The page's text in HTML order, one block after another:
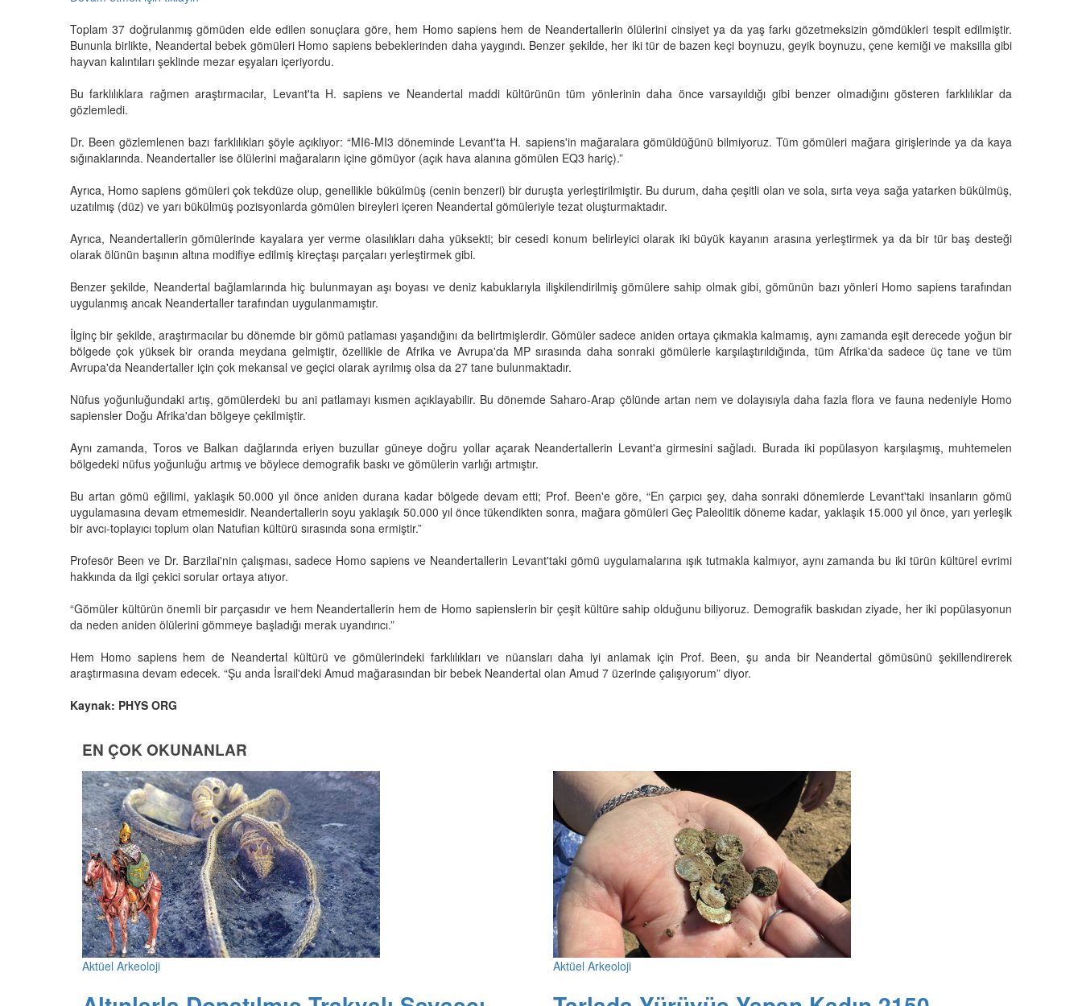
Toplam 37 doğrulanmış gömüden elde edilen sonuçlara göre, hem Homo sapiens hem de Neandertallerin ölülerini cinsiyet ya da yaş farkı gözetmeksizin gömdükleri tespit edilmiştir.
Bununla birlikte, Neandertal bebek gömüleri Homo sapiens bebeklerinden daha yaygındı. Benzer şekilde, her iki tür de bazen keçi boynuzu, geyik boynuzu, çene kemiği ve maksilla gibi
hayvan kalıntıları şeklinde mezar eşyaları içeriyordu.
Bu farklılıklara rağmen araştırmacılar, Levant'ta H. sapiens ve Neandertal maddi kültürünün tüm yönlerinin daha önce varsayıldığı gibi benzer olmadığını gösteren farklılıklar da
gözlemledi.
Dr. Been gözlemlenen bazı farklılıkları şöyle açıklıyor: “MI6-MI3 döneminde Levant'ta H. sapiens'in mağaralara gömüldüğünü bilmiyoruz. Tüm gömüleri mağara girişlerinde ya da kaya
sığınaklarında. Neandertaller ise ölülerini mağaraların içine gömüyor (açık hava alanına gömülen EQ3 hariç).”
Ayrıca, Homo sapiens gömüleri çok tekdüze olup, genellikle bükülmüş (cenin benzeri) bir duruşta yerleştirilmiştir. Bu durum, daha çeşitli olan ve sola, sırta veya sağa yatarken bükülmüş,
uzatılmış (düz) ve yarı bükülmüş pozisyonlarda gömülen bireyleri içeren Neandertal gömüleriyle tezat oluşturmaktadır.
Ayrıca, Neandertallerin gömülerinde kayalara yer verme olasılıkları daha yüksekti; bir cesedi konum belirleyici olarak iki büyük kayanın arasına yerleştirmek ya da bir tür baş desteği
olarak ölünün başının altına modifiye edilmiş kireçtaşı parçaları yerleştirmek gibi.
Benzer şekilde, Neandertal bağlamlarında hiç bulunmayan aşı boyası ve deniz kabuklarıyla ilişkilendirilmiş gömülere sahip olmak gibi, gömünün bazı yönleri Homo sapiens tarafından
uygulanmış ancak Neandertaller tarafından uygulanmamıştır.
İlginç bir şekilde, araştırmacılar bu dönemde bir gömü patlaması yaşandığını da belirtmişlerdir. Gömüler sadece aniden ortaya çıkmakla kalmamış, aynı zamanda eşit derecede yoğun bir
bölgede çok yüksek bir oranda meydana gelmiştir, özellikle de Afrika ve Avrupa'da MP sırasında daha sonraki gömülerle karşılaştırıldığında, tüm Afrika'da sadece üç tane ve tüm
Avrupa'da Neandertaller için çok mekansal ve geçici olarak ayrılmış olsa da 27 tane bulunmaktadır.
Nüfus yoğunluğundaki artış, gömülerdeki bu ani patlamayı kısmen açıklayabilir. Bu dönemde Saharo-Arap çölünde artan nem ve dolayısıyla daha fazla flora ve fauna nedeniyle Homo
sapiensler Doğu Afrika'dan bölgeye çekilmiştir.
Aynı zamanda, Toros ve Balkan dağlarında eriyen buzullar güneye doğru yollar açarak Neandertallerin Levant'a girmesini sağladı. Burada iki popülasyon karşılaşmış, muhtemelen
bölgedeki nüfus yoğunluğu artmış ve böylece demografik baskı ve gömülerin varlığı artmıştır.
Bu artan gömü eğilimi, yaklaşık 50.000 yıl önce aniden durana kadar bölgede devam etti; Prof. Been'e göre, “En çarpıcı şey, daha sonraki dönemlerde Levant'taki insanların gömü
uygulamasına devam etmemesidir. Neandertallerin soyu yaklaşık 50.000 yıl önce tükendikten sonra, mağara gömüleri Geç Paleolitik döneme kadar, yaklaşık 15.000 yıl önce, yarı yerleşik
bir avcı-toplayıcı toplum olan Natufian kültürü sırasında sona ermiştir.”
Profesör Been ve Dr. Barzilai'nin çalışması, sadece Homo sapiens ve Neandertallerin Levant'taki gömü uygulamalarına ışık tutmakla kalmıyor, aynı zamanda bu iki türün kültürel evrimi
hakkında da ilgi çekici sorular ortaya atıyor.
“Gömüler kültürün önemli bir parçasıdır ve hem Neandertallerin hem de Homo sapienslerin bir çeşit kültüre sahip olduğunu biliyoruz. Demografik baskıdan ziyade, her iki popülasyonun
da neden aniden ölülerini gömmeye başladığı merak uyandırıcı.”
Hem Homo sapiens hem de Neandertal kültürü ve gömülerindeki farklılıkları ve nüansları daha iyi anlamak için Prof. Been, şu anda bir Neandertal gömüsünü şekillendirerek
araştırmasına devam edecek. “Şu anda İsrail'deki Amud mağarasından bir bebek Neandertal olan Amud 7 üzerinde çalışıyorum” diyor.
Kaynak: PHYS ORG
EN ÇOK OKUNANLAR
Aktüel Arkeoloji Aktüel Arkeoloji